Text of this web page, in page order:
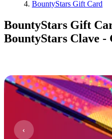
BountyStars Gift Card
BountyStars Gift
BountyStars Clave